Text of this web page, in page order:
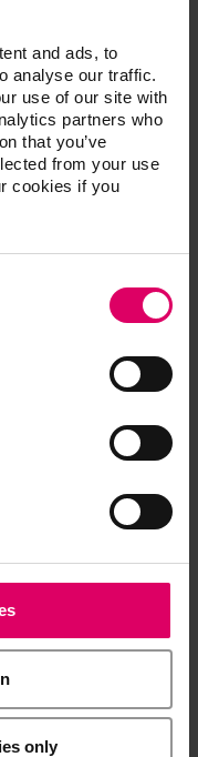
and ads, to
analyse our traffic.
use of our site with
partners who
that you’ve
from your use
cookies if you
only
œuvre
CAM
performances